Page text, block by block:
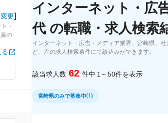
スカウトサービス
パートナーエージェントサービス
更]
・
の
インターネット・広
代 の転職・求人検索
インターネット・広告・メディア業界、宮崎県、
ど、左の求人検索条件にて絞込みができます。
該当求人数 62 件中 1～50件を表示
宮崎県のみで募集中(1)